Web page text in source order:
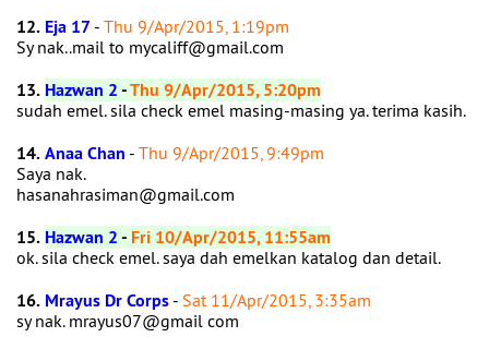
12. Eja 17 - Thu 9/Apr/2015, 1:19pm
Sy nak..mail to mycaliff@gmail.com
13. Hazwan 2-Thu 9/Apr/2015, 5:20pm
sudah emel. sila check emel masing-masing ya. terima kasih.
14.Anaa Chan - Thu 9/Apr/2015, 9:49pm
Saya nak.
hasanahrasiman@gmail.com
15. Hazwan 2- Fri 10/Apr/2015, 11:55am
ok. sila check emel. saya dah emelkan katalog dan detail.
16. Mrayus Dr Corps - Sat 11/Apr/2015, 3:35am
sy nak. mrayus07@gmail com